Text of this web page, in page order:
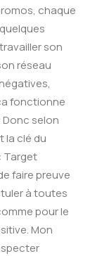
chaque
son
réseau
fonctionne
selon
la clé du
Target
faire preuve
à toutes
pour le
Mon